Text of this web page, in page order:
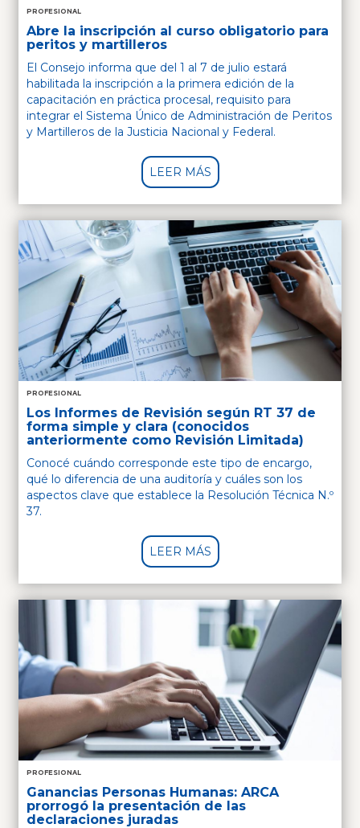
PROFESIONAL
Abre la inscripción al curso obligatorio para
peritos y martilleros
El Consejo informa que del 1 al 7 de julio estará
habilitada la inscripción a la primera edición de la
capacitación en práctica procesal, requisito para
integrar el Sistema Único de Administración de Peritos
y Martilleros de la Justicia Nacional y Federal.
LEER MÁS
PROFESIONAL
Los Informes de Revisión según RT 37 de
forma simple y clara (conocidos
anteriormente como Revisión Limitada)
Conocé cuándo corresponde este tipo de encargo,
qué lo diferencia de una auditoría y cuáles son los
aspectos clave que establece la Resolución Técnica N.º
37.
LEER MÁS
PROFESIONAL
Ganancias Personas Humanas: ARCA
prorrogó la presentación de las
declaraciones juradas